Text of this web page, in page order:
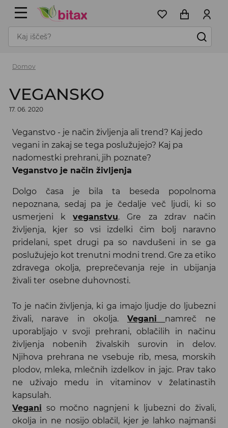
Domov
VEGANSKO
17. 06. 2020
Veganstvo - je način življenja ali trend? Kaj jedo
vegani in zakaj se tega poslužujejo? Kaj pa
nadomestki prehrani, jih poznate?
Veganstvo je način življenja
Dolgo časa je bila ta beseda popolnoma
nepoznana, sedaj pa je čedalje več ljudi, ki so
usmerjeni kveganstvu. Gre za zdrav način
življenja, kjer so vsi izdelki čim bolj naravno
pridelani, spet drugi pa so navdušeni in se ga
poslužujejo kot trenutni modni trend. Gre za etiko
zdravega okolja, preprečevanja reje in ubijanja
živali ter osebne duhovnosti.
To je način življenja, ki ga imajo ljudje do ljubezni
živali, narave in okolja. Vegani
namreč ne
uporabljajo v svoji prehrani, oblačilih in načinu
življenja nobenih živalskih surovin in delov.
Njihova prehrana ne vsebuje rib, mesa, morskih
plodov, mleka, mlečnih izdelkov in jajc. Prav tako
ne uživajo medu in vitaminov v želatinastih
kapsulah.
Vegani so močno nagnjeni k ljubezni do živali,
okolja in ne nosijo oblačil, kjer je lahko najmanši